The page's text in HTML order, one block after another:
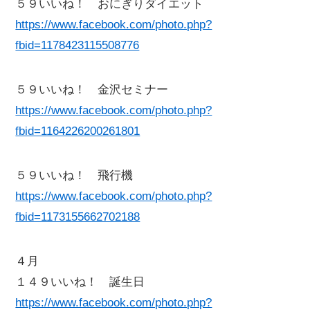
５９いいね！ おにぎりダイエット
https://www.facebook.com/photo.php?
fbid=1178423115508776
５９いいね！ 金沢セミナー
https://www.facebook.com/photo.php?
fbid=1164226200261801
５９いいね！ 飛行機
https://www.facebook.com/photo.php?
fbid=1173155662702188
４月
１４９いいね！ 誕生日
https://www.facebook.com/photo.php?